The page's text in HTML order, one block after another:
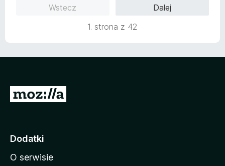
Wstecz
Dalej
1. strona z 42
S
o
a
Dodatki
O serwisie